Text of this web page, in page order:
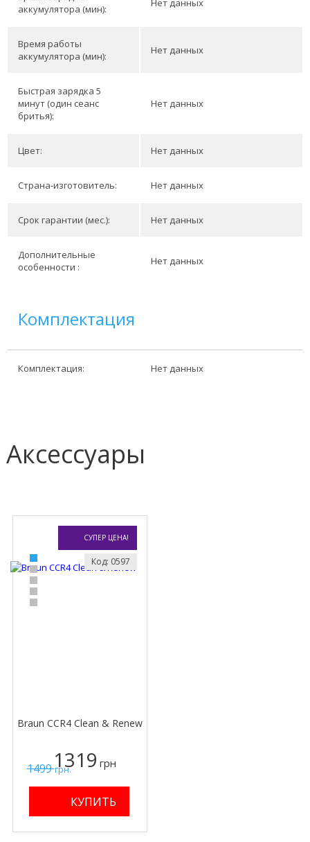
аккумулятора (мин):
Нет данных
Время работы
аккумулятора (мин):
Нет данных
Быстрая зарядка 5
минут (один сеанс
бритья):
Нет данных
Цвет: Нет данных
Страна-изготовитель: Нет данных
Срок гарантии (мес.): Нет данных
Дополнительные
особенности :
Нет данных
Комплектация
Комплектация: Нет данных
Аксессуары
СУПЕР ЦЕНА!
1499грн.
Braun CCR4 Clean & Renew
Код: 0597
1319 грн